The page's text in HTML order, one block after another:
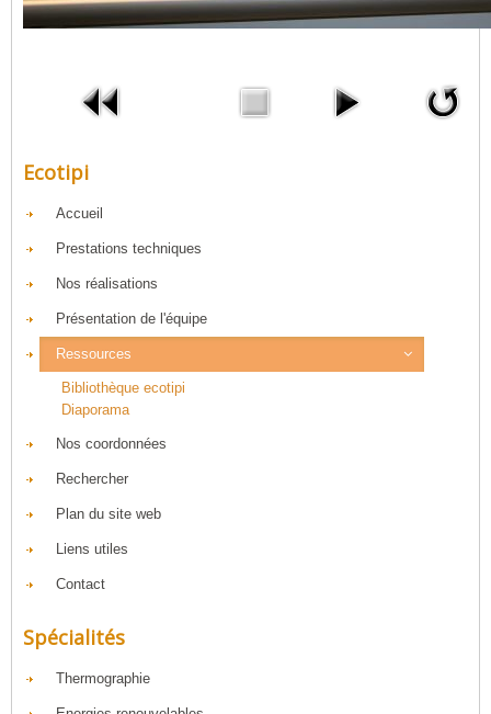
Ecotipi
Accueil
Prestations techniques
Nos réalisations
Présentation de l'équipe
Ressources
Bibliothèque ecotipi
Diaporama
Nos coordonnées
Rechercher
Plan du site web
Liens utiles
Contact
Spécialités
Thermographie